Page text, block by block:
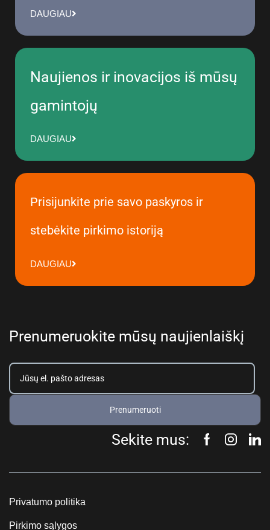
DAUGIAU
Naujienos ir inovacijos iš mūsų
gamintojų
DAUGIAU
Prisijunkite prie savo paskyros ir
stebėkite pirkimo istoriją
DAUGIAU
Prenumeruokite mūsų naujienlaiškį
Prenumeruoti
Sekite mus:
Privatumo politika
Pirkimo sąlygos